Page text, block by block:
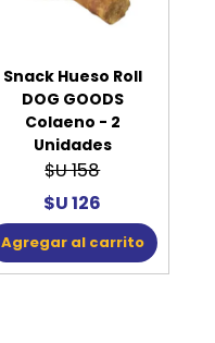
Snack Hueso Roll
DOG GOODS
Colaeno - 2
Unidades
$U 158
$U 126
Agregar al carrito